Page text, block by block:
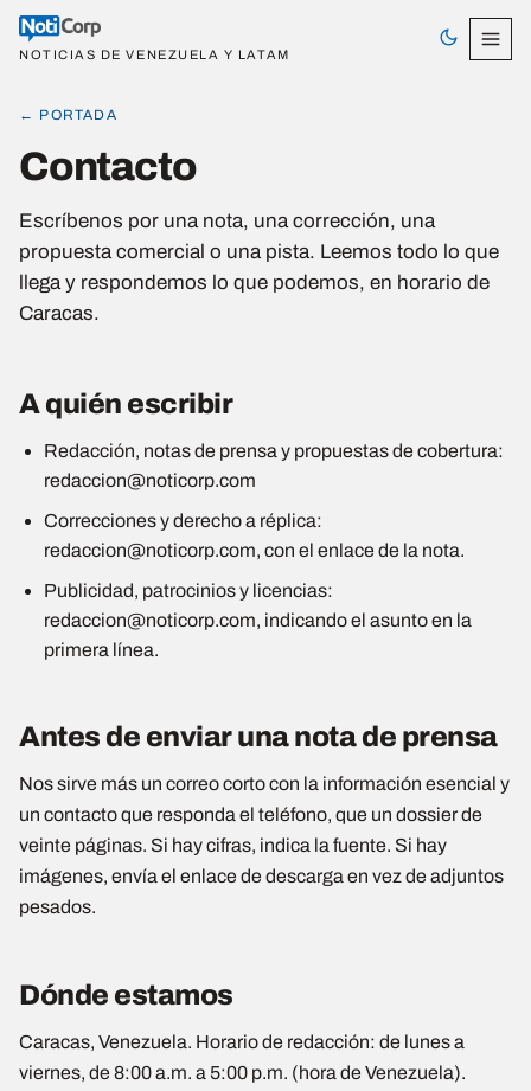
NOTICIAS DE VENEZUELA Y LATAM
← PORTADA
Contacto
Escríbenos por una nota, una corrección, una
propuesta comercial o una pista. Leemos todo lo que
llega y respondemos lo que podemos, en horario de
Caracas.
A quién escribir
Redacción, notas de prensa y propuestas de cobertura:
redaccion@noticorp.com
Correcciones y derecho a réplica:
redaccion@noticorp.com, con el enlace de la nota.
Publicidad, patrocinios y licencias:
redaccion@noticorp.com, indicando el asunto en la
primera línea.
Antes de enviar una nota de prensa
Nos sirve más un correo corto con la información esencial y
un contacto que responda el teléfono, que un dossier de
veinte páginas. Si hay cifras, indica la fuente. Si hay
imágenes, envía el enlace de descarga en vez de adjuntos
pesados.
Dónde estamos
Caracas, Venezuela. Horario de redacción: de lunes a
viernes, de 8:00 a.m. a 5:00 p.m. (hora de Venezuela).